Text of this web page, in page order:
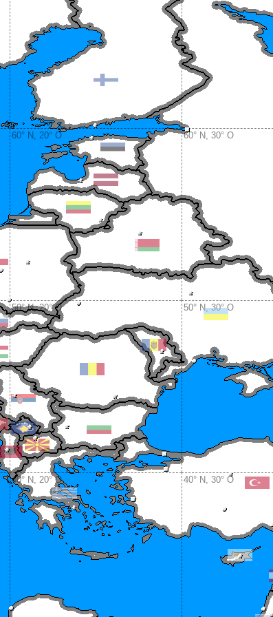
60° N, 20° O 60° N, 30° O
50° N, 20° O 50° N, 30° O
40° N, 20° O 40° N, 30° O